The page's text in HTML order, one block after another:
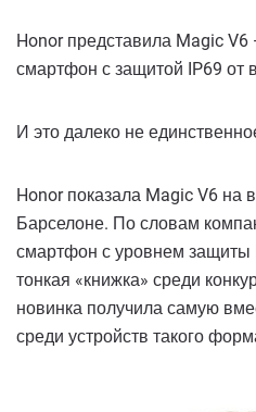
Honor представила Magic
смартфон с защитой IP69 от
И это далеко не
Honor показала Magic V6 на
Барселоне. По словам
смартфон с уровнем
тонкая «книжка» среди
новинка получила самую
среди устройств такого